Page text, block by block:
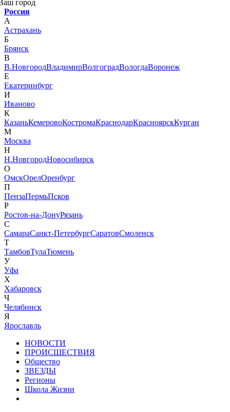
город
Россия
А
Астрахань
Б
Брянск
В
В.НовгородВладимирВолгоградВологдаВоронеж
Е
Екатеринбург
И
Иваново
К
КазаньКемеровоКостромаКраснодарКрасноярскКурган
М
Москва
Н
Н.НовгородНовосибирск
О
ОмскОрелОренбург
П
ПензаПермьПсков
Р
Ростов-на-ДонуРязань
С
СамараСанкт-ПетербургСаратовСмоленск
Т
ТамбовТулаТюмень
У
Уфа
Х
Хабаровск
Ч
Челябинск
Я
Ярославль
НОВОСТИ
ПРОИСШЕСТВИЯ
Общество
ЗВЕЗДЫ
Регионы
Школа Жизни